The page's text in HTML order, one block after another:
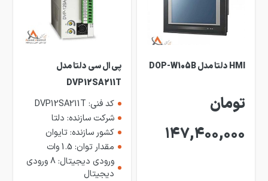
HMI دلتا مدل DOP-W105B
تومان
147,400,000
پی ال سی دلتا مدل
DVP12SA211T
کد فنی: DVP12SA211T
شرکت سازنده: دلتا
کشور سازنده: تایوان
مقدار توان: 1.5 وات
ورودی دیجیتال: 8 ورودی
دیجیتال